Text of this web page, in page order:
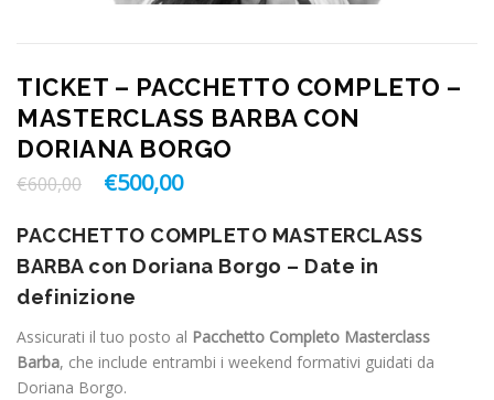
TICKET – PACCHETTO COMPLETO –
MASTERCLASS BARBA CON
DORIANA BORGO
€600,00
Il
originale
era:
€600,00.
€500,00
attuale
è:
PACCHETTO COMPLETO MASTERCLASS
BARBA con Doriana Borgo – Date in
definizione
Assicurati il tuo posto al Pacchetto Completo Masterclass
Barba, che include entrambi i weekend formativi guidati da
Doriana Borgo.